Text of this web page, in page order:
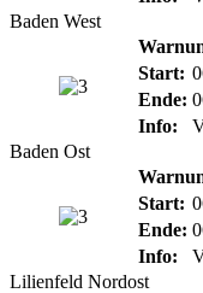
Baden West
Start:
Ende:
Info:
Baden Ost
Start:
Ende:
Info:
Lilienfeld Nordost